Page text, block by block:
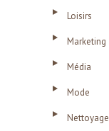
Loisirs
Marketing
Média
Mode
Nettoyage